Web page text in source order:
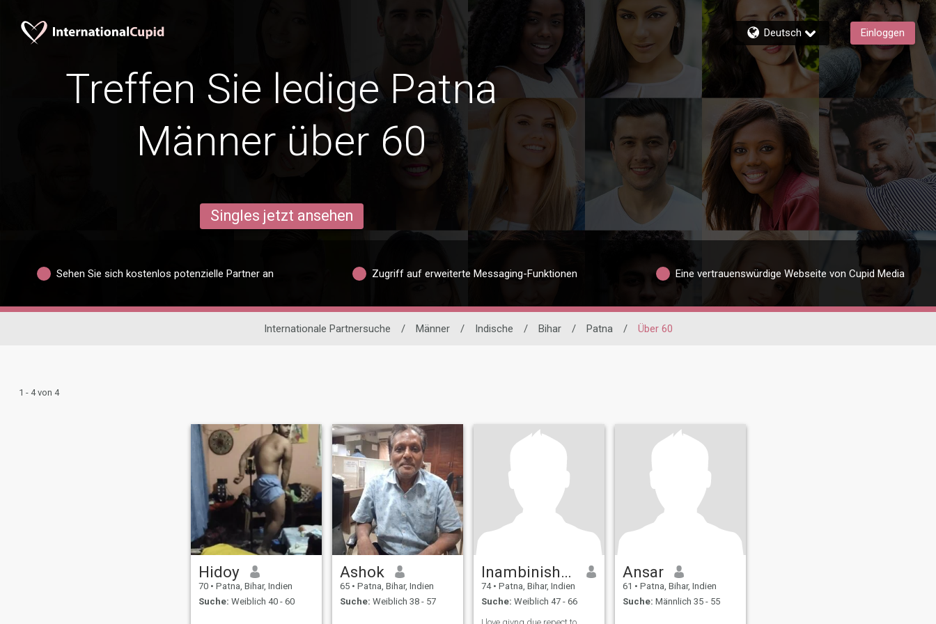
Deutsch Einloggen
Treffen Sie ledige Patna
Männer über 60
Singles jetzt ansehen
Sehen Sie sich kostenlos potenzielle Partner an Zugriff auf erweiterte Messaging-Funktionen Eine vertrauenswürdige Webseite von Cupid Media
Internationale Partnersuche / Männer / Indische / Bihar / Patna / Über 60
1 - 4 von 4
Hidoy
70 • Patna, Bihar, Indien
Suche: Weiblich 40 - 60
Ashok
65 • Patna, Bihar, Indien
Suche: Weiblich 38 - 57
Inambinishaq Ali
74 • Patna, Bihar, Indien
Suche: Weiblich 47 - 66
Ansar
61 • Patna, Bihar, Indien
Suche: Männlich 35 - 55